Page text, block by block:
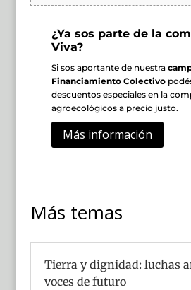
¿Ya sos parte de la
Viva?
Si sos aportante de nuestra
Financiamiento Colectivo
descuentos especiales en la
agroecológicos a precio justo.
Más información
Más temas
Tierra y dignidad: luchas
voces de futuro